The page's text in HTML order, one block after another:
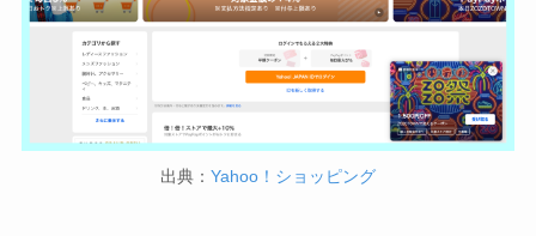
出典： Yahoo！ショッピング